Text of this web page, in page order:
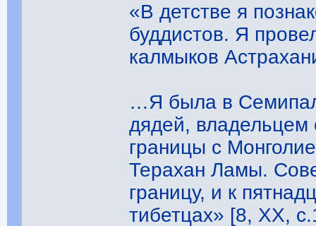
«В детстве я
буддистов. Я
калмыков
…Я была в
дядей,
границы с
Терахан Ламы.
границу, и к
тибетцах» [8, ХХ,